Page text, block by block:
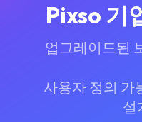
Pixso 기
업그레이드된
사용자 정의 가
설